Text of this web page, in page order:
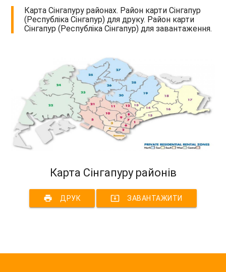
Карта Сінгапуру районах. Район карти Сінгапур
(Республіка Сінгапур) для друку. Район карти
Сінгапур (Республіка Сінгапур) для завантаження.
Карта Сінгапуру районів
print ДРУК system_update_alt ЗАВАНТАЖИТИ